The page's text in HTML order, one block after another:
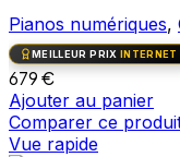
Pianos numériques,
MEILLEUR PRIX INTERNET
679€
Ajouter au panier
Comparer ce
Vue rapide